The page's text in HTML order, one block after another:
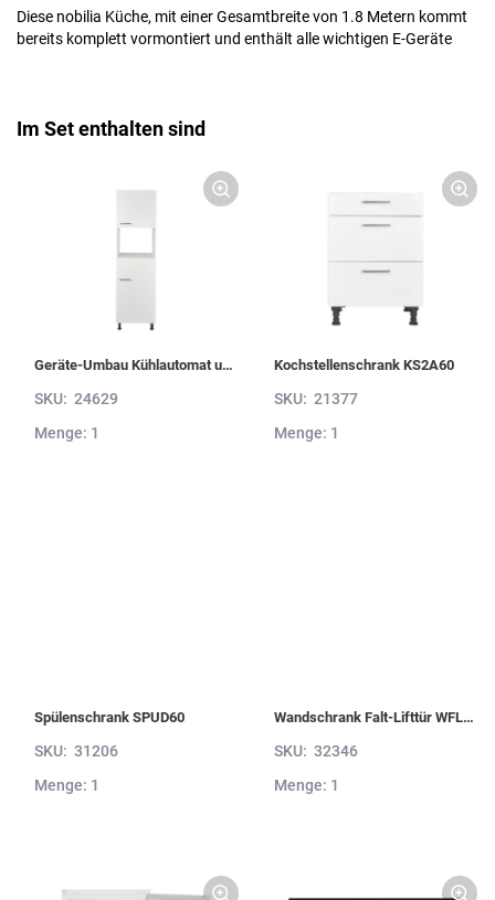
Diese nobilia Küche, mit einer Gesamtbreite von 1.8 Metern kommt
bereits komplett vormontiert und enthält alle wichtigen E-Geräte
Im Set enthalten sind
Geräte-Umbau Kühlautomat und Mikrowelle / Dampfgarer / Kompaktgerät G88MDK-1
SKU: 24629
Menge: 1
Kochstellenschrank KS2A60
SKU: 21377
Menge: 1
Spülenschrank SPUD60
SKU: 31206
Menge: 1
Wandschrank Falt-Lifttür WFL60-1
SKU: 32346
Menge: 1